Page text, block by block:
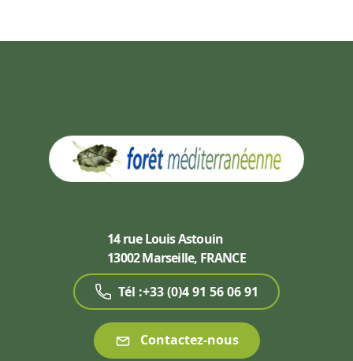
14 rue Louis Astouin
13002 Marseille, FRANCE
Tél :+33 (0)4 91 56 06 91
Contactez-nous